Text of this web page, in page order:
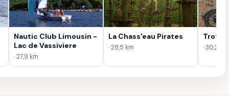
Nautic Club Limousin -
Lac de Vassiviere
· 27,9 km
La Chass'eau Pirates
· 28,5 km
Trot'z
· 30,2 km